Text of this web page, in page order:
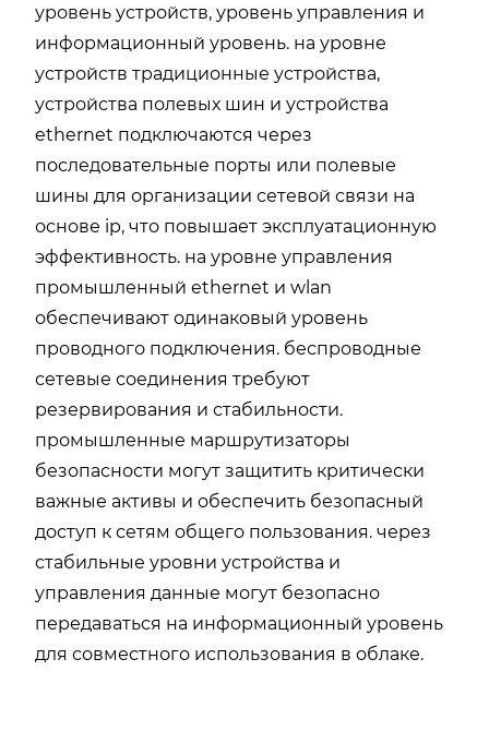
уровень устройств, уровень управления и
информационный уровень. на уровне
устройств традиционные устройства,
устройства полевых шин и устройства
ethernet подключаются через
последовательные порты или полевые
шины для организации сетевой связи на
основе ip, что повышает эксплуатационную
эффективность. на уровне управления
промышленный ethernet и wlan
обеспечивают одинаковый уровень
проводного подключения. беспроводные
сетевые соединения требуют
резервирования и стабильности.
промышленные маршрутизаторы
безопасности могут защитить критически
важные активы и обеспечить безопасный
доступ к сетям общего пользования. через
стабильные уровни устройства и
управления данные могут безопасно
передаваться на информационный уровень
для совместного использования в облаке.